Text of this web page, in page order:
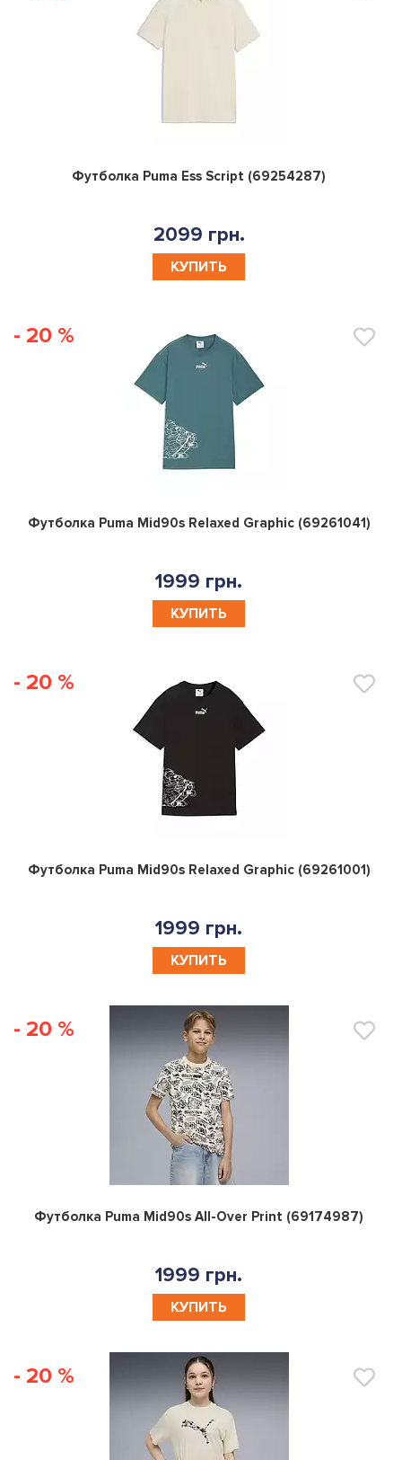
0
Футболка Puma Ess Script (69254287)
2099 грн.
КУПИТЬ
- 20 %
0
Футболка Puma Mid90s Relaxed Graphic (69261041)
1999 грн.
КУПИТЬ
- 20 %
0
Футболка Puma Mid90s Relaxed Graphic (69261001)
1999 грн.
КУПИТЬ
- 20 %
0
Футболка Puma Mid90s All-Over Print (69174987)
1999 грн.
КУПИТЬ
- 20 %